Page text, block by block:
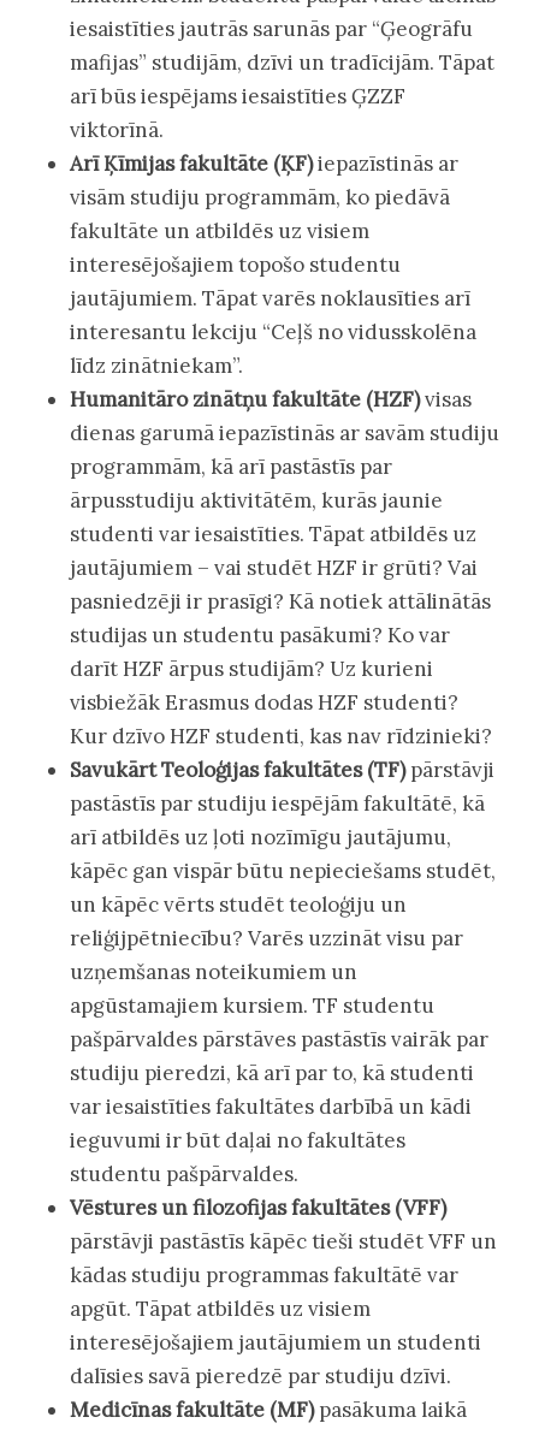
iesaistīties jautrās sarunās par “Ģeogrāfu
mafijas” studijām, dzīvi un tradīcijām. Tāpat
arī būs iespējams iesaistīties ĢZZF
viktorīnā.
Arī Ķīmijas fakultāte (ĶF)iepazīstinās ar
visām studiju programmām, ko piedāvā
fakultāte un atbildēs uz visiem
interesējošajiem topošo studentu
jautājumiem. Tāpat varēs noklausīties arī
interesantu lekciju “Ceļš no vidusskolēna
līdz zinātniekam”.
Humanitāro zinātņu fakultāte (HZF)visas
dienas garumā iepazīstinās ar savām studiju
programmām, kā arī pastāstīs par
ārpusstudiju aktivitātēm, kurās jaunie
studenti var iesaistīties. Tāpat atbildēs uz
jautājumiem – vai studēt HZF ir grūti? Vai
pasniedzēji ir prasīgi? Kā notiek attālinātās
studijas un studentu pasākumi? Ko var
darīt HZF ārpus studijām? Uz kurieni
visbiežāk Erasmus dodas HZF studenti?
Kur dzīvo HZF studenti, kas nav rīdzinieki?
Savukārt Teoloģijas fakultātes (TF)pārstāvji
pastāstīs par studiju iespējām fakultātē, kā
arī atbildēs uz ļoti nozīmīgu jautājumu,
kāpēc gan vispār būtu nepieciešams studēt,
un kāpēc vērts studēt teoloģiju un
reliģijpētniecību? Varēs uzzināt visu par
uzņemšanas noteikumiem un
apgūstamajiem kursiem. TF studentu
pašpārvaldes pārstāves pastāstīs vairāk par
studiju pieredzi, kā arī par to, kā studenti
var iesaistīties fakultātes darbībā un kādi
ieguvumi ir būt daļai no fakultātes
studentu pašpārvaldes.
Vēstures un filozofijas fakultātes (VFF)
pārstāvji pastāstīs kāpēc tieši studēt VFF un
kādas studiju programmas fakultātē var
apgūt. Tāpat atbildēs uz visiem
interesējošajiem jautājumiem un studenti
dalīsies savā pieredzē par studiju dzīvi.
Medicīnas fakultāte (MF)pasākuma laikā